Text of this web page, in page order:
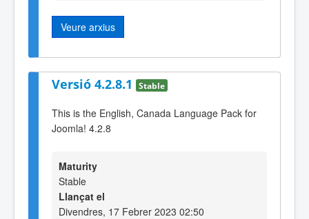
Veure arxius
Versió 4.2.8.1 Stable
This is the English, Canada Language Pack for
Joomla! 4.2.8
Maturity
Stable
Llançat el
Divendres, 17 Febrer 2023 02:50